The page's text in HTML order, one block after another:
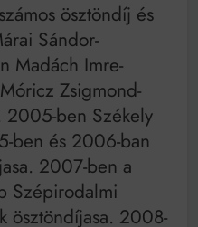
ösztöndíj és
Sándor-
Madách Imre-
Zsigmond-
2005-ben Székely
ben és 2006-ban
2007-ben a
Szépirodalmi
ösztöndíjasa. 2008-